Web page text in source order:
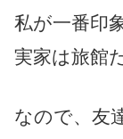
私が一番印
実家は旅館
なので、友